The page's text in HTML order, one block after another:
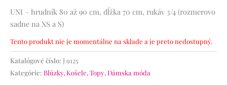
UNI – hrudník 80 až 90 cm, dĺžka 70 cm, rukáv 3/4 (rozmerovo
sadne na XS a S)
Tento produkt nie je momentálne na sklade a je preto nedostupný.
Katalógové číslo: J 9125
Kategórie: Blúzky, Košele, Topy,Dámska móda